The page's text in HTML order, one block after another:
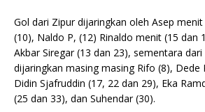
Gol dari Zipur dijaringkan oleh Asep
(10), Naldo P, (12) Rinaldo menit (15 dan
Akbar Siregar (13 dan 23), sementara
dijaringkan masing masing Rifo (8), Dede
Didin Sjafruddin (17, 22 dan 29), Eka
(25 dan 33), dan Suhendar (30).